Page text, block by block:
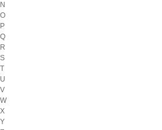
N
O
P
Q
R
S
T
U
V
W
X
Y